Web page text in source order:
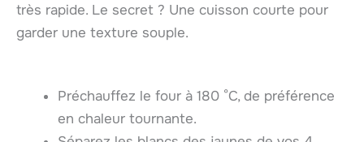
très rapide. Le secret ? Une cuisson courte pour
garder une texture souple.
Préchauffez le four à 180 °C, de préférence
en chaleur tournante.